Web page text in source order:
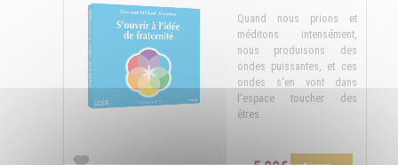
Quand nous prions et
méditons intensément,
nous produisons des
ondes puissantes, et ces
ondes s'en vont dans
l'espace toucher des
êtres.